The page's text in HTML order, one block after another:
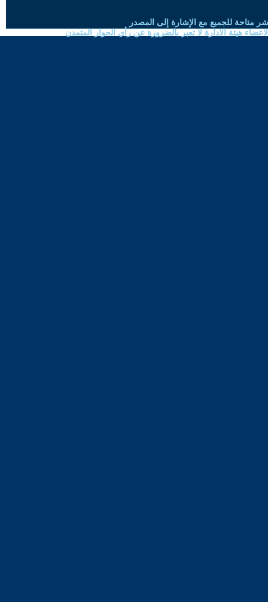
متاحة للجميع مع الإشارة إلى المصدر
هيئة الادارة لا تعبر بالضرورة عن رأي الحوار المتمدن